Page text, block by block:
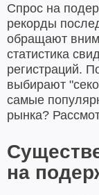
Спрос на
рекорды
обращают
статистика
регистраций.
выбирают
самые
рынка?
на